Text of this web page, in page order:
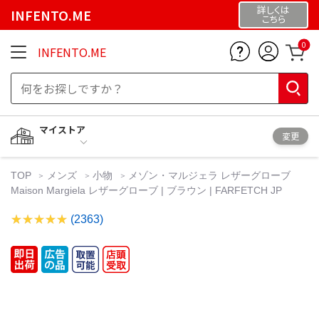
INFENTO.ME 詳しくは
こちら
INFENTO.ME 0
マイストア
変更
TOP メンズ 小物
メゾン・マルジェラ レザーグローブ
Maison Margiela レザーグローブ | ブラウン | FARFETCH JP
(2363)